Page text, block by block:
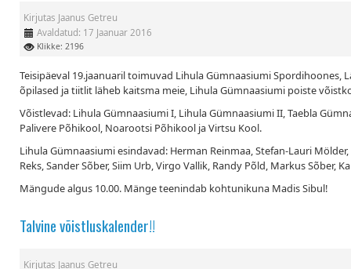
Kirjutas Jaanus Getreu
Avaldatud: 17 Jaanuar 2016
Klikke: 2196
Teisipäeval 19.jaanuaril toimuvad Lihula Gümnaasiumi
õpilased ja tiitlit läheb kaitsma meie, Lihula Gümnaasiumi poiste
Võistlevad: Lihula Gümnaasiumi I, Lihula Gümnaasiumi II, Taebla
Palivere Põhikool, Noarootsi Põhikool ja Virtsu Kool.
Lihula Gümnaasiumi esindavad: Herman Reinmaa, Stefan-Lauri
Reks, Sander Sõber, Siim Urb, Virgo Vallik, Randy Põld, Markus Sõber,
Mängude algus 10.00. Mänge teenindab kohtunikuna Madis Sibul!
Talvine võistluskalender!!
Kirjutas Jaanus Getreu